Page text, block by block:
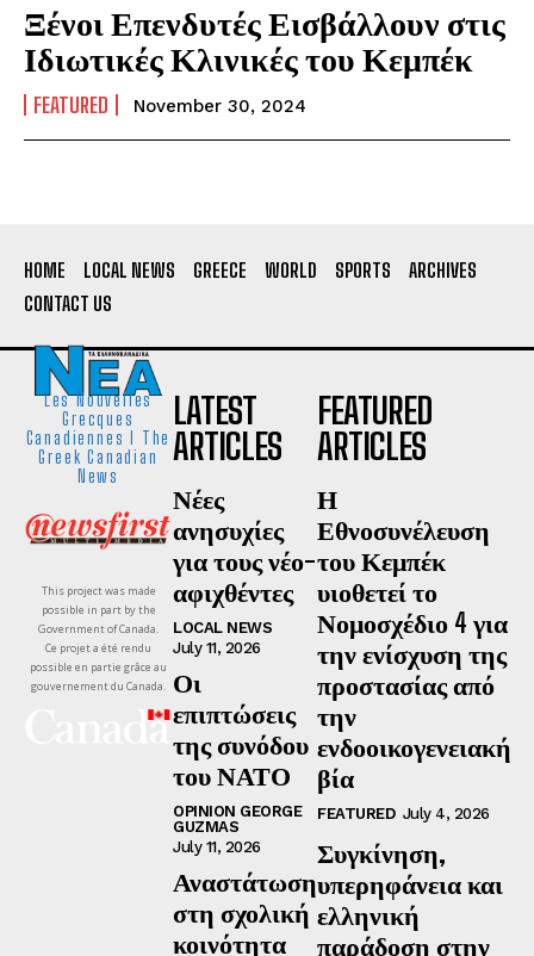
Ξένοι Επενδυτές Εισβάλλουν στις
Ιδιωτικές Κλινικές του Κεμπέκ
FEATURED November 30, 2024
HOME LOCAL NEWS GREECE WORLD SPORTS
ARCHIVES
CONTACT US
Les Nouvelles
Grecques
Canadiennes I The
Greek Canadian
News
This project was made
possible in part by the
Government of Canada.
Ce projet a été rendu
possible en partie grâce au
gouvernement du Canada.
LATEST
ARTICLES
Νέες
ανησυχίες
για τους νέο-
αφιχθέντες
LOCAL NEWS
July 11, 2026
Οι
επιπτώσεις
της συνόδου
του ΝΑΤΟ
OPINION GEORGE
GUZMAS
July 11, 2026
Αναστάτωση
στη σχολική
κοινότητα
FEATURED
ARTICLES
Η
Εθνοσυνέλευση
του Κεμπέκ
υιοθετεί το
Νομοσχέδιο 4 για
την ενίσχυση της
προστασίας από
την
ενδοοικογενειακή
βία
FEATURED July 4, 2026
Συγκίνηση,
υπερηφάνεια και
ελληνική
παράδοση στην